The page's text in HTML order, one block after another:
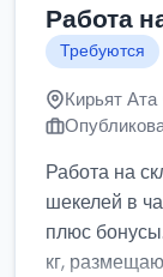
Работа
Требуются
Кирьят
Работа на
шекелей в
плюс
кг,